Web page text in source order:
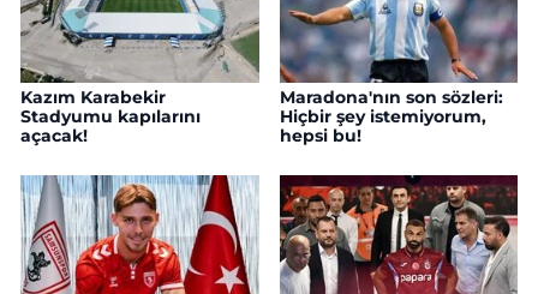
Kazım Karabekir
Stadyumu kapılarını
açacak!
Maradona'nın son sözleri:
Hiçbir şey istemiyorum,
hepsi bu!